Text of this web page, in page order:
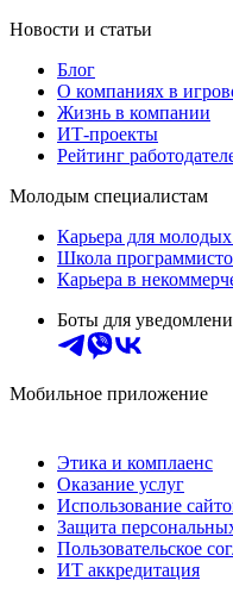
Новости и статьи
Блог
О компаниях в
Жизнь в компании
ИТ-проекты
Рейтинг
Молодым специалистам
Карьера для
Школа
Карьера в
Боты для
Мобильное приложение
Этика и комплаенс
Оказание услуг
Использование
Защита
Пользовательское
ИТ аккредитация